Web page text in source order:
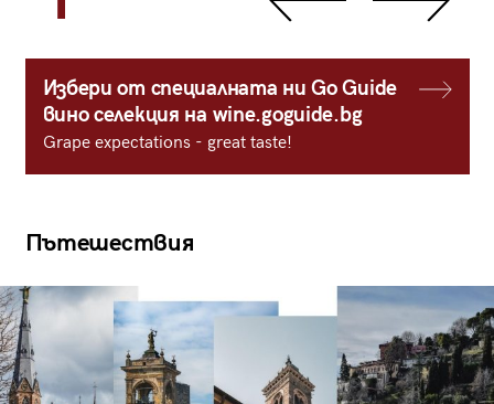
Избери от специалната ни Go Guide
вино селекция на wine.goguide.bg
Grape expectations - great taste!
Пътешествия